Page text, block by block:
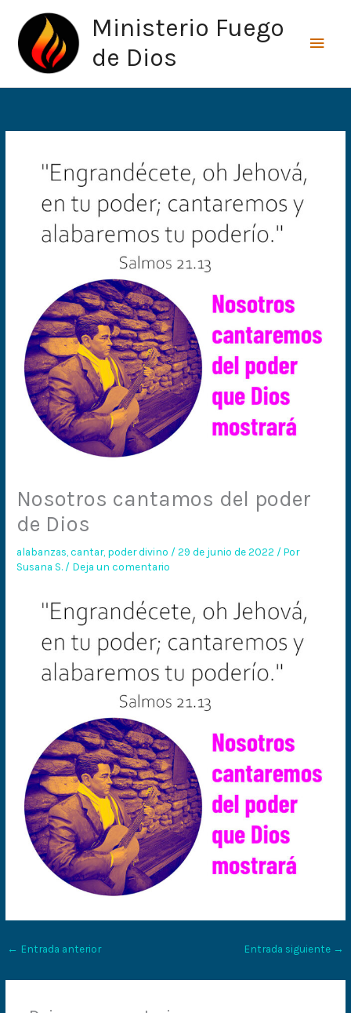
contenido
Ministerio Fuego
de Dios
Nosotros cantamos del poder
de Dios
alabanzas,cantar, poder divino /29 de junio de 2022 / Por
Susana S. / Deja un comentario
← Entrada anterior Entrada siguiente →